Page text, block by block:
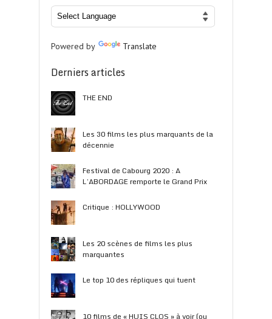
Powered by Translate
Derniers articles
THE END
Les 30 films les plus marquants de la
décennie
Festival de Cabourg 2020 : A
L’ABORDAGE remporte le Grand Prix
Critique : HOLLYWOOD
Les 20 scènes de films les plus
marquantes
Le top 10 des répliques qui tuent
10 films de « HUIS CLOS » à voir (ou